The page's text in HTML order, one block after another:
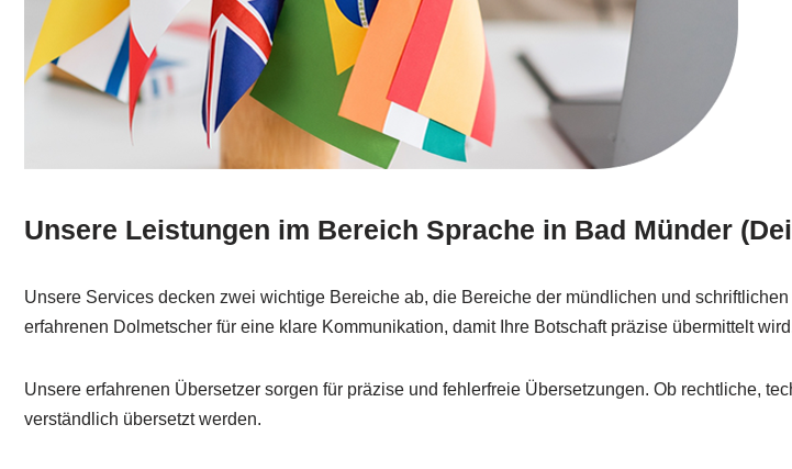
Unsere Leistungen im Bereich Sprache in Bad Münder
Unsere Services decken zwei wichtige Bereiche ab, die Bereiche der mündlichen und
erfahrenen Dolmetscher für eine klare Kommunikation, damit Ihre Botschaft präzise übermittelt
Unsere erfahrenen Übersetzer sorgen für präzise und fehlerfreie Übersetzungen. Ob rechtliche,
verständlich übersetzt werden.